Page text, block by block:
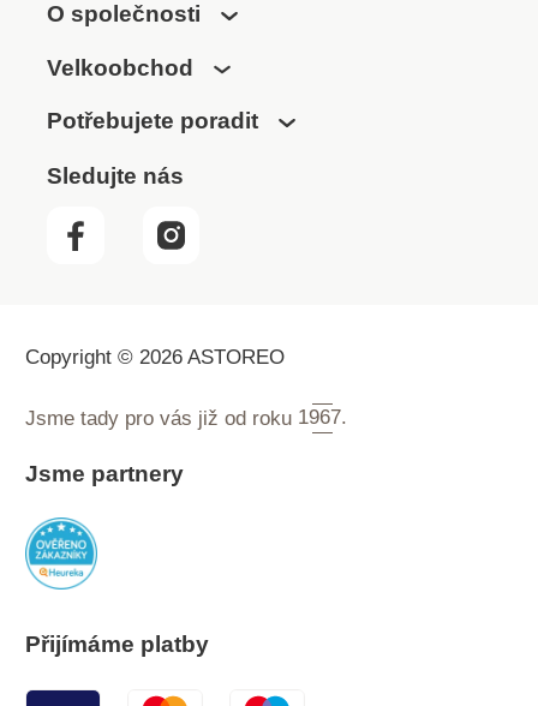
O společnosti
Velkoobchod
Potřebujete poradit
Sledujte nás
Copyright © 2026 ASTOREO
Jsme tady pro vás již od roku 1967.
Jsme partnery
Přijímáme platby